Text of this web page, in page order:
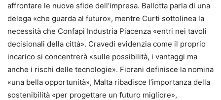
affrontare le nuove sfide dell’impresa. Ballotta parla di una
delega «che guarda al futuro», mentre Curti sottolinea la
necessità che Confapi Industria Piacenza «entri nei tavoli
decisionali della città». Cravedi evidenzia come il proprio
incarico si concentrerà «sulle possibilità, i vantaggi ma
anche i rischi delle tecnologie». Fiorani definisce la nomina
«una bella opportunità», Malta ribadisce l’importanza della
sostenibilità «per progettare un futuro migliore»,